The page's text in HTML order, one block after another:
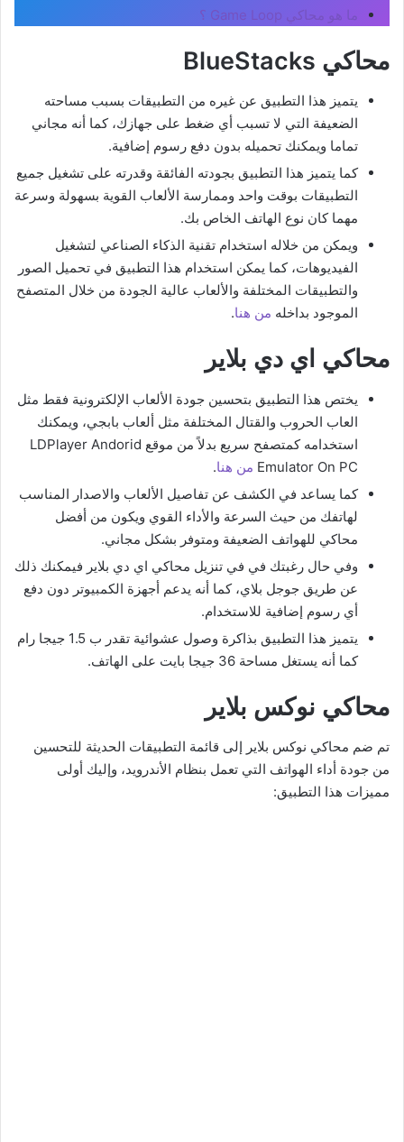
ما هو محاكي Game Loop ؟
محاكي BlueStacks
يتميز هذا التطبيق عن غيره من التطبيقات بسبب مساحته
الضعيفة التي لا تسبب أي ضغط على جهازك، كما أنه مجاني
تماما ويمكنك تحميله بدون دفع رسوم إضافية.
كما يتميز هذا التطبيق بجودته الفائقة وقدرته على تشغيل جميع
التطبيقات بوقت واحد وممارسة الألعاب القوية بسهولة وسرعة
مهما كان نوع الهاتف الخاص بك.
ويمكن من خلاله استخدام تقنية الذكاء الصناعي لتشغيل
الفيديوهات، كما يمكن استخدام هذا التطبيق في تحميل الصور
والتطبيقات المختلفة والألعاب عالية الجودة من خلال المتصفح
الموجود بداخله من هنا.
محاكي اي دي بلاير
يختص هذا التطبيق بتحسين جودة الألعاب الإلكترونية فقط مثل
العاب الحروب والقتال المختلفة مثل ألعاب بابجي، ويمكنك
استخدامه كمتصفح سريع بدلاً من موقع LDPlayer Andorid
Emulator On PC من هنا.
كما يساعد في الكشف عن تفاصيل الألعاب والاصدار المناسب
لهاتفك من حيث السرعة والأداء القوي ويكون من أفضل
محاكي للهواتف الضعيفة ومتوفر بشكل مجاني.
وفي حال رغبتك في في تنزيل محاكي اي دي بلاير فيمكنك ذلك
عن طريق جوجل بلاي، كما أنه يدعم أجهزة الكمبيوتر دون دفع
أي رسوم إضافية للاستخدام.
يتميز هذا التطبيق بذاكرة وصول عشوائية تقدر ب 1.5 جيجا رام
كما أنه يستغل مساحة 36 جيجا بايت على الهاتف.
محاكي نوكس بلاير
تم ضم محاكي نوكس بلاير إلى قائمة التطبيقات الحديثة للتحسين
من جودة أداء الهواتف التي تعمل بنظام الأندرويد، وإليك أولى
مميزات هذا التطبيق: